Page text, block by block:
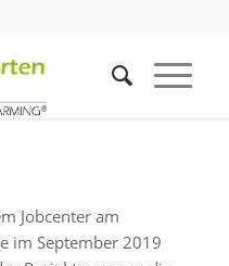
Jobcenter am
im September 2019